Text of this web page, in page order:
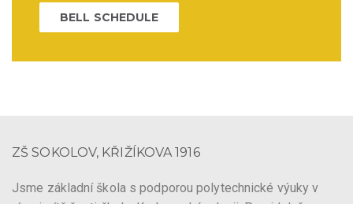
BELL SCHEDULE
ZŠ SOKOLOV, KŘIŽÍKOVA 1916
Jsme základní škola s podporou polytechnické výuky v